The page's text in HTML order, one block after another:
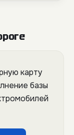
карту
базы